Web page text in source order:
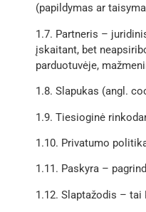
(papildymas ar
1.7. Partneris –
įskaitant, bet
parduotuvėje,
1.8. Slapukas (angl.
1.9. Tiesioginė
1.10. Privatumo
1.11. Paskyra –
1.12. Slaptažodis –